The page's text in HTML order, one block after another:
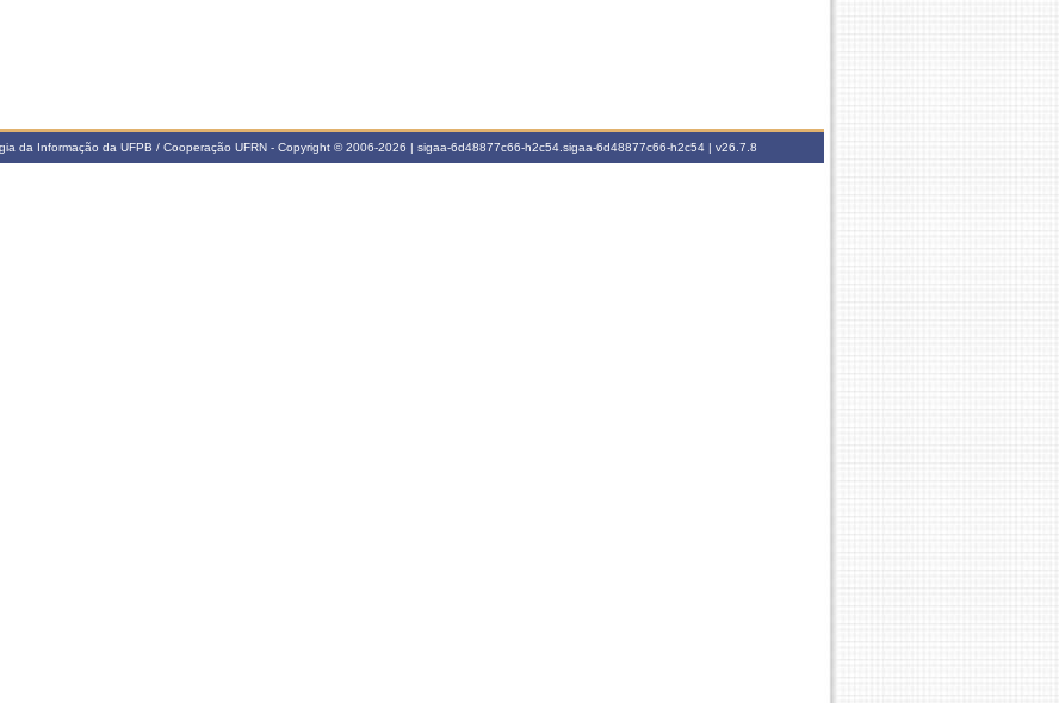
da Informação da UFPB / Cooperação UFRN - Copyright © 2006-2026 | sigaa-6d48877c66-h2c54.sigaa-6d48877c66-h2c54 | v26.7.8